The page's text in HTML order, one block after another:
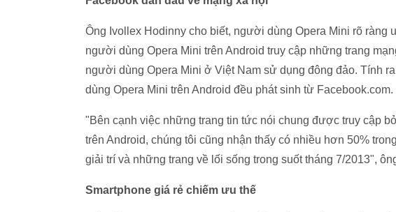
Ông Ivollex Hodinny cho biết, người dùng Opera Mini rõ ràng
người dùng Opera Mini trên Android truy cập những trang
người dùng Opera Mini ở Việt Nam sử dụng đông đảo. Tính
dùng Opera Mini trên Android đều phát sinh từ Facebook.com.
"Bên cạnh việc những trang tin tức nói chung được truy cập
trên Android, chúng tôi cũng nhận thấy có nhiều hơn 50%
giải trí và những trang về lối sống trong suốt tháng 7/2013",
Smartphone giá rẻ chiếm ưu thế